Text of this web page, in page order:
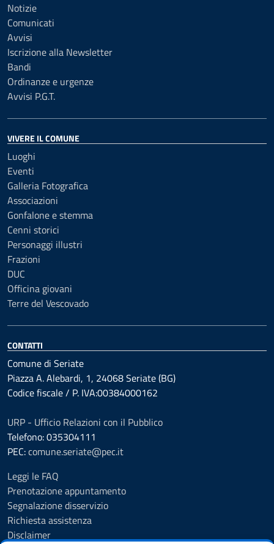
Notizie
Comunicati
Avvisi
Iscrizione alla Newsletter
Bandi
Ordinanze e urgenze
Avvisi P.G.T.
VIVERE IL COMUNE
Luoghi
Eventi
Galleria Fotografica
Associazioni
Gonfalone e stemma
Cenni storici
Personaggi illustri
Frazioni
DUC
Officina giovani
Terre del Vescovado
CONTATTI
Comune di Seriate
Piazza A. Alebardi, 1, 24068 Seriate (BG)
Codice fiscale / P. IVA:00384000162
URP - Ufficio Relazioni con il Pubblico
Telefono: 035304111
PEC:comune.seriate@pec.it
Leggi le FAQ
Prenotazione appuntamento
Segnalazione disservizio
Richiesta assistenza
Disclaimer